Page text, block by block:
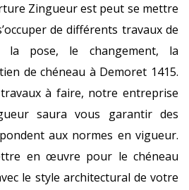
Zingueur est peut se mettre
de différents travaux de
la pose, le changement, la
de chéneau à Demoret 1415.
à faire, notre entreprise
saura vous garantir des
aux normes en vigueur.
en œuvre pour le chéneau
le style architectural de votre